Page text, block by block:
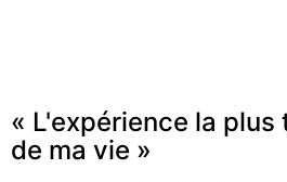
« L'expérience la
de ma vie »